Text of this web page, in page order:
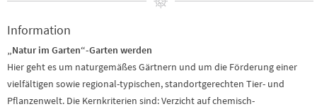
Information
„Natur im Garten“-Garten werden
Hier geht es um naturgemäßes Gärtnern und um die Förderung einer
vielfältigen sowie regional-typischen, standortgerechten Tier- und
Pflanzenwelt. Die Kernkriterien sind: Verzicht auf chemisch-